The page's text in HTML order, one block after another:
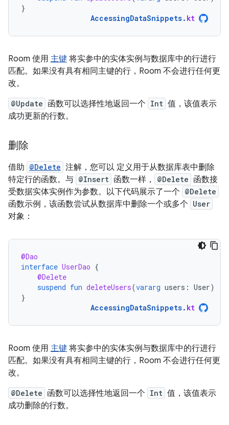
}
AccessingDataSnippets. kt
Room 使用 主键 将实参中的实体实例与数据库中的行进行
匹配。如果没有具有相同主键的行，Room 不会进行任何更
改。
@Update 函数可以选择性地返回一个 Int 值，该值表示
成功更新的行数。
删除
借助 @Delete 注解，您可以 定义用于从数据库表中删除
特定行的函数。与 @Insert 函数一样， @Delete 函数接
受数据实体实例作为参数。以下代码展示了一个 @Delete
函数示例，该函数尝试从数据库中删除一个或多个 User
对象：
@Dao
interface UserDao {
@Delete
suspend fun deleteUsers(vararg users : User)
}
AccessingDataSnippets. kt
Room 使用 主键 将实参中的实体实例与数据库中的行进行
匹配。如果没有具有相同主键的行，Room 不会进行任何更
改。
@Delete 函数可以选择性地返回一个 Int 值，该值表示
成功删除的行数。